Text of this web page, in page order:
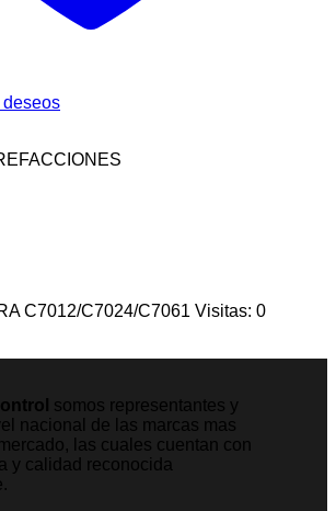
C7012/C7024/C7061 Visitas: 0
somos representantes y
nacional de las marcas mas
las cuales cuentan con
y calidad reconocida